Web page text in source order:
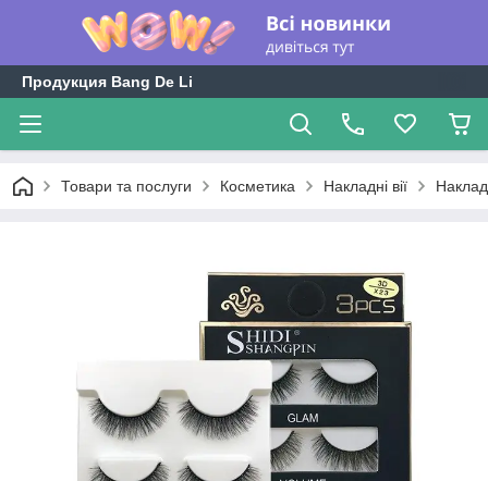
Продукция Bang De Li
Товари та послуги Косметика Накладні вії